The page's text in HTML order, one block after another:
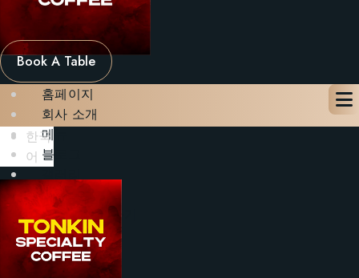
Book A Table
홈페이지
회사 소개
메뉴
블로그
문의하기
테이블 예약하기
X
한국
어